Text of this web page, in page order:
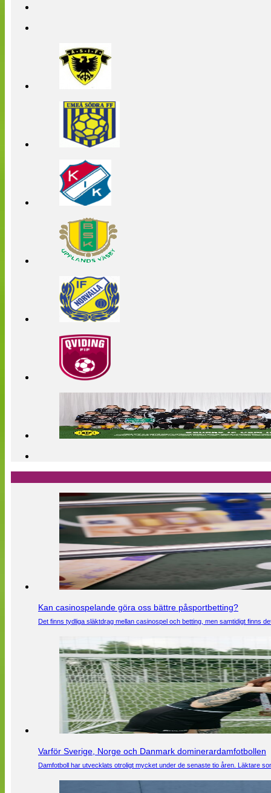
Kan casinospelande göra oss bättre påsportbetting?
Det finns tydliga släktdrag mellan casinospel och betting, men samtidigt finns
Varför Sverige, Norge och Danmark dominerardamfotbollen
Damfotboll har utvecklats otroligt mycket under de senaste tio åren. Läktare